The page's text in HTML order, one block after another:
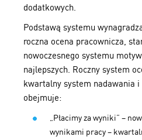
dodatkowych.
Podstawą systemu
roczna ocena pracownicza,
nowoczesnego systemu
najlepszych. Roczny system
kwartalny system nadawania
obejmuje:
„Płacimy za wyniki” –
wynikami pracy –